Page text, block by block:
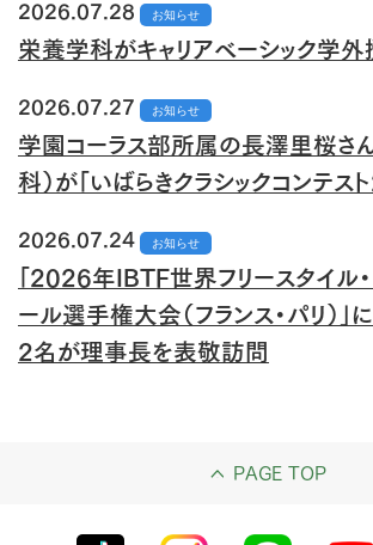
2026.07.28 お知らせ
栄養学科がキャリアベーシック学
2026.07.27 お知らせ
学園コーラス部所属の長澤里桜さ
科）が「いばらきクラシックコンテ
2026.07.24 お知らせ
「2026年IBTF世界フリースタイル・
ール選手権大会（フランス・パリ）」
2名が理事長を表敬訪問
PAGE TOP